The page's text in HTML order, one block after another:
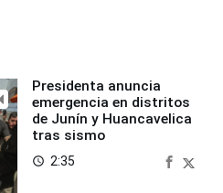
Presidenta anuncia
emergencia en distritos
de Junín y Huancavelica
tras sismo
access_time 2:35